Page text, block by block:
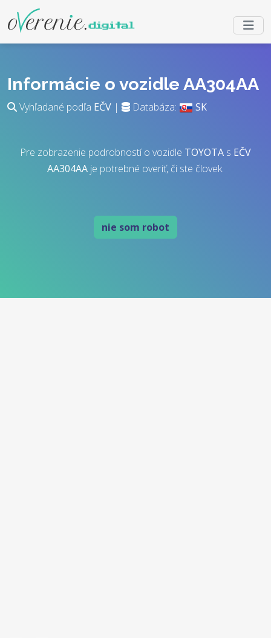
Informácie o vozidle AA304AA
Vyhľadané podľa EČV | Databáza: SK
Pre zobrazenie podrobností o vozidle TOYOTA s EČV
AA304AA je potrebné overiť, či ste človek.
nie som robot